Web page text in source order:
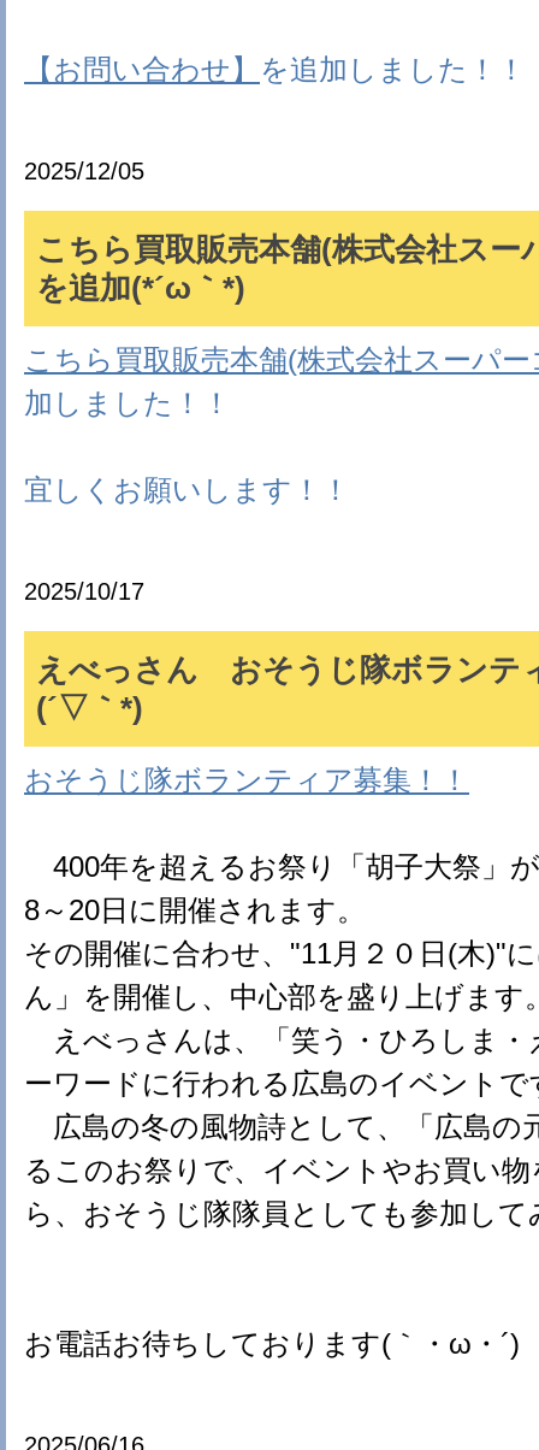
【お問い合わせ】 を追加しました！！
2025/12/05
こちら買取販売本舗(株式会社スー
を追加(*´ω｀*)
こちら買取販売本舗(株式会社スーパ
加しました！！
宜しくお願いします！！
2025/10/17
えべっさん おそうじ隊ボランテ
(´▽｀*)
おそうじ隊ボランティア募集！！
400年を超えるお祭り「胡子大祭」
8～20日に開催されます。
その開催に合わせ、"11月２０日(木)"
ん」を開催し、中心部を盛り上げます
えべっさんは、「笑う・ひろしま・
ーワードに行われる広島のイベントで
広島の冬の風物詩として、「広島の
るこのお祭りで、イベントやお買い
ら、おそうじ隊隊員としても参加し
お電話お待ちしております(｀・ω・´)